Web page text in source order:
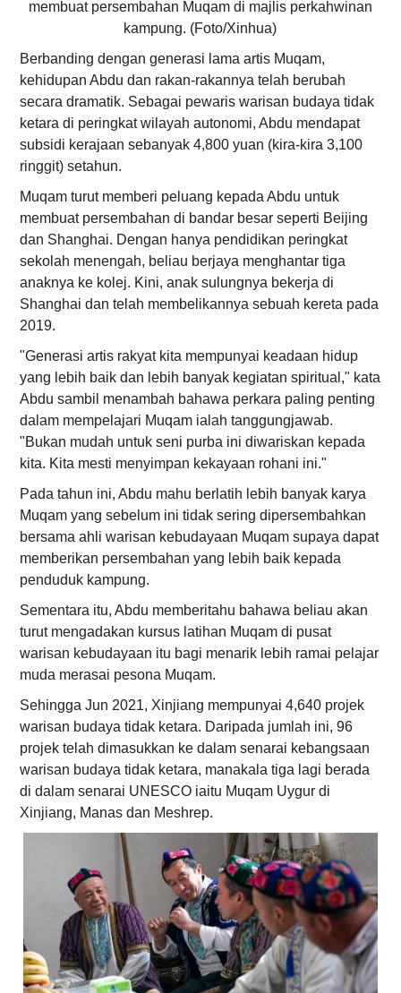
membuat persembahan Muqam di majlis perkahwinan
kampung. (Foto/Xinhua)
Berbanding dengan generasi lama artis Muqam,
kehidupan Abdu dan rakan-rakannya telah berubah
secara dramatik. Sebagai pewaris warisan budaya tidak
ketara di peringkat wilayah autonomi, Abdu mendapat
subsidi kerajaan sebanyak 4,800 yuan (kira-kira 3,100
ringgit) setahun.
Muqam turut memberi peluang kepada Abdu untuk
membuat persembahan di bandar besar seperti Beijing
dan Shanghai. Dengan hanya pendidikan peringkat
sekolah menengah, beliau berjaya menghantar tiga
anaknya ke kolej. Kini, anak sulungnya bekerja di
Shanghai dan telah membelikannya sebuah kereta pada
2019.
"Generasi artis rakyat kita mempunyai keadaan hidup
yang lebih baik dan lebih banyak kegiatan spiritual," kata
Abdu sambil menambah bahawa perkara paling penting
dalam mempelajari Muqam ialah tanggungjawab.
"Bukan mudah untuk seni purba ini diwariskan kepada
kita. Kita mesti menyimpan kekayaan rohani ini."
Pada tahun ini, Abdu mahu berlatih lebih banyak karya
Muqam yang sebelum ini tidak sering dipersembahkan
bersama ahli warisan kebudayaan Muqam supaya dapat
memberikan persembahan yang lebih baik kepada
penduduk kampung.
Sementara itu, Abdu memberitahu bahawa beliau akan
turut mengadakan kursus latihan Muqam di pusat
warisan kebudayaan itu bagi menarik lebih ramai pelajar
muda merasai pesona Muqam.
Sehingga Jun 2021, Xinjiang mempunyai 4,640 projek
warisan budaya tidak ketara. Daripada jumlah ini, 96
projek telah dimasukkan ke dalam senarai kebangsaan
warisan budaya tidak ketara, manakala tiga lagi berada
di dalam senarai UNESCO iaitu Muqam Uygur di
Xinjiang, Manas dan Meshrep.